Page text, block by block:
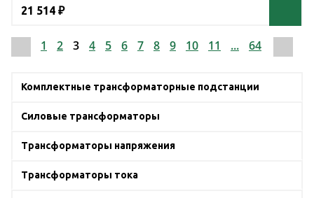
21 514 ₽
1 2 3 4 5 6 7 8 9 10 11 ... 64
Комплектные трансформаторные подстанции
Силовые трансформаторы
Трансформаторы напряжения
Трансформаторы тока